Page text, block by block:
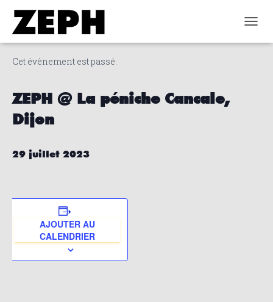
« Tous les Évènements
Cet évènement est passé.
ZEPH @ La péniche Cancale,
Dijon
29 juillet 2023
AJOUTER AU
CALENDRIER